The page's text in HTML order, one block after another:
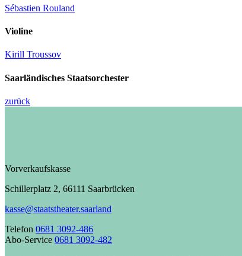
Sébastien Rouland
Violine
Kirill Troussov
Saarländisches Staatsorchester
zurück
Vorverkaufskasse
Schillerplatz 2, 66111 Saarbrücken
kasse@staatstheater.saarland
Telefon 0681 3092-486
Abo-Service 0681 3092-482